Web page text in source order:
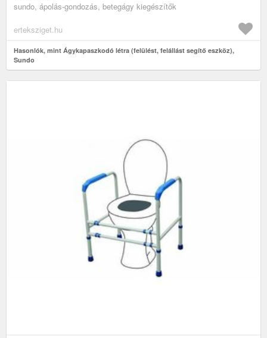
sundo, ápolás-gondozás, betegágy kiegészítők
erteksziget.hu
Hasonlók, mint Ágykapaszkodó létra (felülést, felállást segítő eszköz),
Sundo